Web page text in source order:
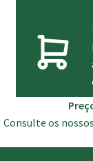
Consulte os nossos